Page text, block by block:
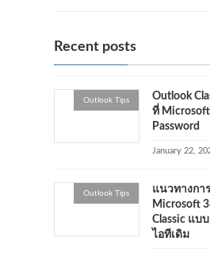
Recent posts
Outlook Tips
Outlook
ที่
Password
January 22,
Outlook Tips
แนวทางกา
Microsoft
Classic แบ
ไอทีเดิม